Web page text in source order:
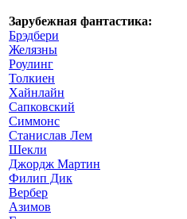
Зарубежная фантастика:
Брэдбери
Желязны
Роулинг
Толкиен
Хайнлайн
Сапковский
Симмонс
Станислав Лем
Шекли
Джордж Мартин
Филип Дик
Вербер
Азимов